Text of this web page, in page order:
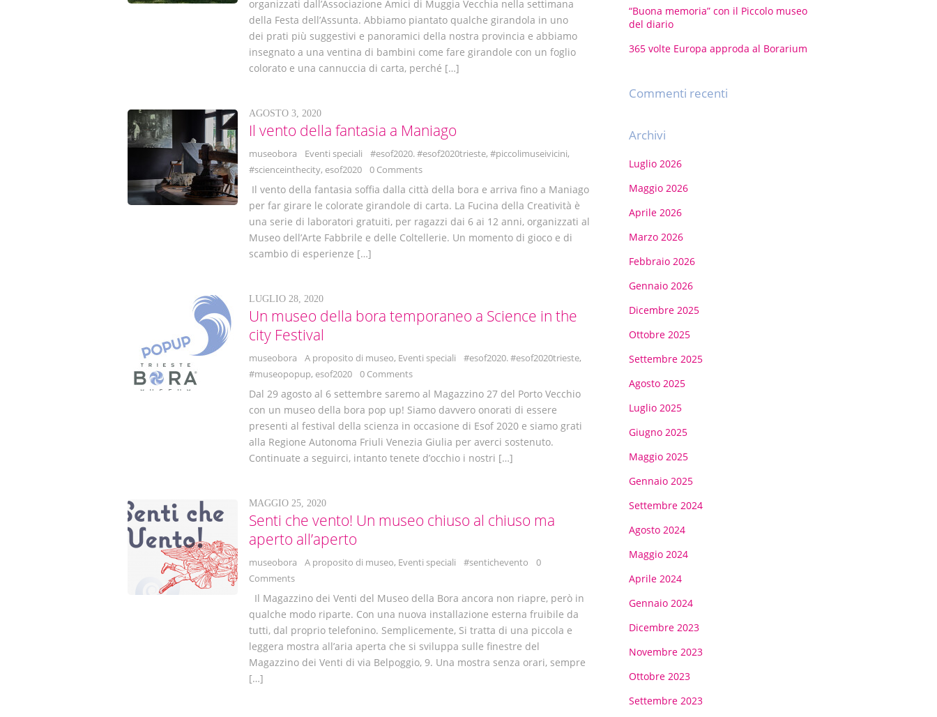
organizzati dall’Associazione Amici di Muggia Vecchia nella settimana
della Festa dell’Assunta. Abbiamo piantato qualche girandola in uno
dei prati più suggestivi e panoramici della nostra provincia e abbiamo
insegnato a una ventina di bambini come fare girandole con un foglio
colorato e una cannuccia di carta, perché […]
AGOSTO 3, 2020
Il vento della fantasia a Maniago
museobora Eventi speciali #esof2020. #esof2020trieste, #piccolimuseivicini,
#scienceinthecity, esof2020 0 Comments
Il vento della fantasia soffia dalla città della bora e arriva fino a Maniago
per far girare le colorate girandole di carta. La Fucina della Creatività è
una serie di laboratori gratuiti, per ragazzi dai 6 ai 12 anni, organizzati al
Museo dell’Arte Fabbrile e delle Coltellerie. Un momento di gioco e di
scambio di esperienze […]
LUGLIO 28, 2020
Un museo della bora temporaneo a Science in the
city Festival
museobora A proposito di museo, Eventi speciali #esof2020. #esof2020trieste,
#museopopup, esof2020 0 Comments
Dal 29 agosto al 6 settembre saremo al Magazzino 27 del Porto Vecchio
con un museo della bora pop up! Siamo davvero onorati di essere
presenti al festival della scienza in occasione di Esof 2020 e siamo grati
alla Regione Autonoma Friuli Venezia Giulia per averci sostenuto.
Continuate a seguirci, intanto tenete d’occhio i nostri […]
MAGGIO 25, 2020
Senti che vento! Un museo chiuso al chiuso ma
aperto all’aperto
museobora A proposito di museo, Eventi speciali #sentichevento
0
Comments
Il Magazzino dei Venti del Museo della Bora ancora non riapre, però in
qualche modo riparte. Con una nuova installazione esterna fruibile da
tutti, dal proprio telefonino. Semplicemente, Si tratta di una piccola e
leggera mostra all’aria aperta che si sviluppa sulle finestre del
Magazzino dei Venti di via Belpoggio, 9. Una mostra senza orari, sempre
[…]
“Buona memoria” con il Piccolo museo
del diario
365 volte Europa approda al Borarium
Commenti recenti
Archivi
Luglio 2026
Maggio 2026
Aprile 2026
Marzo 2026
Febbraio 2026
Gennaio 2026
Dicembre 2025
Ottobre 2025
Settembre 2025
Agosto 2025
Luglio 2025
Giugno 2025
Maggio 2025
Gennaio 2025
Settembre 2024
Agosto 2024
Maggio 2024
Aprile 2024
Gennaio 2024
Dicembre 2023
Novembre 2023
Ottobre 2023
Settembre 2023